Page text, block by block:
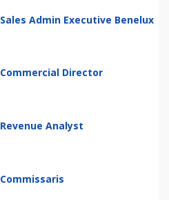
Sales Admin Executive Benelux
Commercial Director
Revenue Analyst
Commissaris